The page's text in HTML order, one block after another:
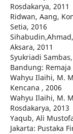
Rosdakarya, 2011
Ridwan, Aang,
Setia, 2016
Aksara, 2011
Syukriadi
Bandung: Remaja
Wahyu Ilaihi, M.
Kencana , 2006
Wahyu Ilaihi, M.
Rosdakarya, 2013
Yaqub, Ali
Jakarta: Pustaka